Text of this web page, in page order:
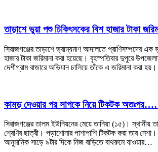
তাড়াশে ভুয়া পশু চিকিৎসকের বিশ হাজার টাকা
সিরাজগঞ্জের তাড়াশে ভ্রাম্যমাণ আদালতে প্রাণিসম্পদের এক
হাজার টাকা জরিমানা করা হয়েছে। বৃহস্পতিবার দুপুরে
দেশীগ্রাম বাজারে অভিযান চালিয়ে তাঁকে এ জরিমানা করা
কামড় দেওয়ার পর সাপকে নিয়ে টিকটক
সিরাজগঞ্জের তালম ইউনিয়নের মেয়ে তানিয়া (১৫)। স্থানীয়
শ্রেণির ছাত্রী। পড়াশোনার পাশাপাশি টিকটক করা তার
আনুমানিক সাড়ে ৯টার দিকে নিজ বাড়িতে বাথরুমে যাওয়ার…